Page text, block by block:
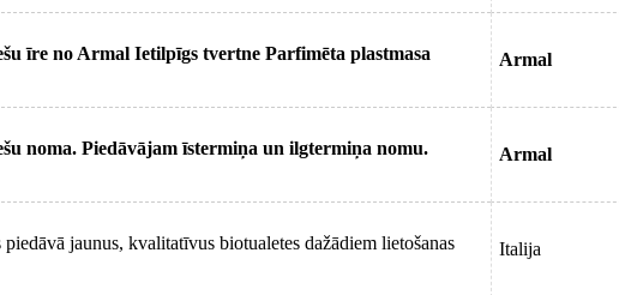
īre no Armal Ietilpīgs tvertne Parfimēta plastmasa
izmērs
Armal
noma. Piedāvājam īstermiņa un ilgtermiņa nomu.
piegādi, uz
Armal
piedāvā jaunus, kvalitatīvus biotualetes dažādiem lietošanas
Bi
Italija